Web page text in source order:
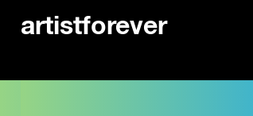
artistforever